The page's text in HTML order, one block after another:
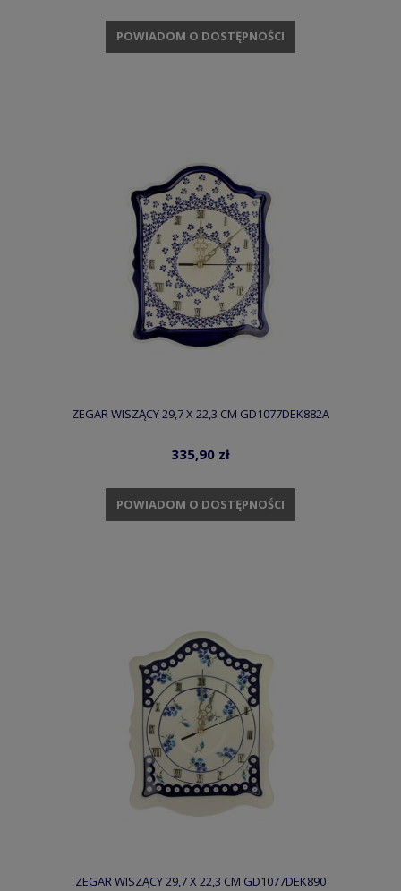
POWIADOM O DOSTĘPNOŚCI
ZEGAR WISZĄCY 29,7 X 22,3 CM GD1077DEK882A
335,90 zł
POWIADOM O DOSTĘPNOŚCI
ZEGAR WISZĄCY 29,7 X 22,3 CM GD1077DEK890